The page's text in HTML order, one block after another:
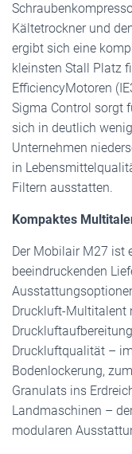
Kältetrockner und
ergibt sich eine
kleinsten Stall Platz
Efficiency­Motoren
Sigma Control sorgt
sich in deutlich
Unternehmen
in
Filtern ausstatten.
Kompaktes
Der Mobilair M27 ist
beeindruckenden
Druckluft-Multitalent
Druckluftqualität –
Bodenlockerung,
Granulats ins
Landmaschinen –
modularen